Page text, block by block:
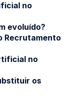
no
evoluído?
Recrutamento
no
os